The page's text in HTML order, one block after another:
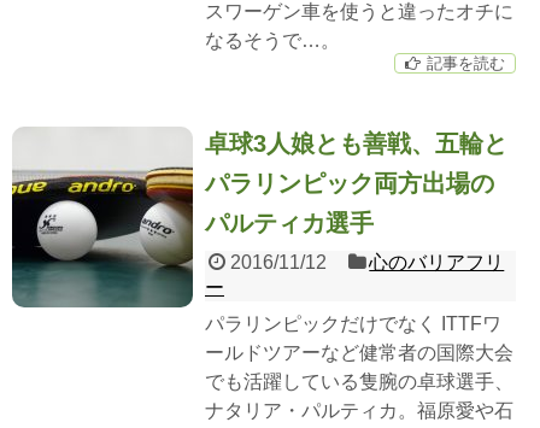
スワーゲン車を使うと違ったオチに
なるそうで…。
記事を読む
卓球3人娘とも善戦、五輪と
パラリンピック両方出場の
パルティカ選手
2016/11/12
心のバリアフリ
ー
パラリンピックだけでなく ITTFワ
ールドツアーなど健常者の国際大会
でも活躍している隻腕の卓球選手、
ナタリア・パルティカ。福原愛や石